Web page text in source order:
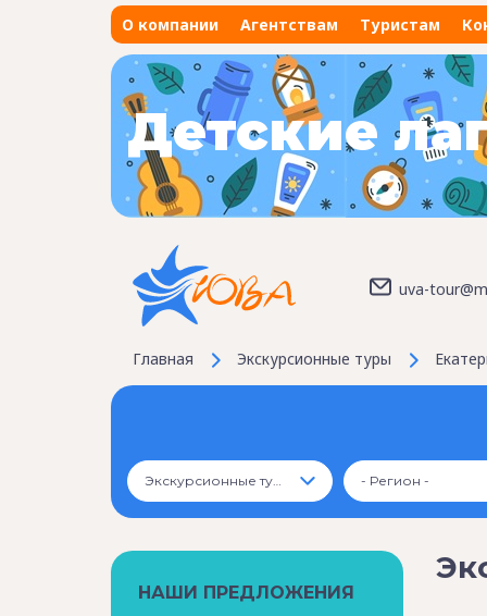
О компании Агентствам Туристам
Детские
uva-
Главная Экскурсионные туры
Экскурсионные туры - Регион -
НАШИ ПРЕДЛОЖЕНИЯ